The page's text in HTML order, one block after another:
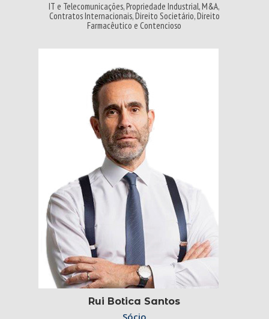
IT e Telecomunicações, Propriedade Industrial, M&A,
Contratos Internacionais, Direito Societário, Direito
Farmacêutico e Contencioso
Rui Botica Santos
Sócio